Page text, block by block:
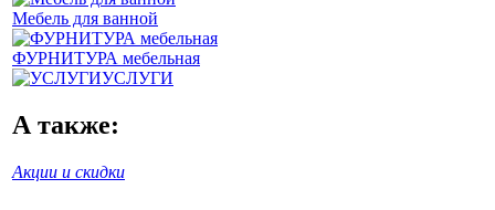
Мебель для ванной
ФУРНИТУРА мебельная
УСЛУГИ
А также:
Акции и скидки